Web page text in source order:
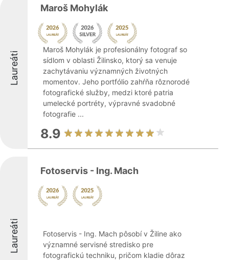
Laureáti
Maroš Mohylák
Maroš Mohylák je profesionálny fotograf so
sídlom v oblasti Žilinsko, ktorý sa venuje
zachytávaniu významných životných
momentov. Jeho portfólio zahŕňa rôznorodé
fotografické služby, medzi ktoré patria
umelecké portréty, výpravné svadobné
fotografie ...
8.9
Laureáti
Fotoservis - Ing. Mach
Fotoservis - Ing. Mach pôsobí v Žiline ako
významné servisné stredisko pre
fotografickú techniku, pričom kladie dôraz